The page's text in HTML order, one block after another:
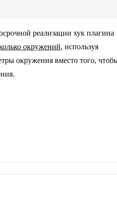
реализации хук плагина
окружений, используя
окружения вместо того,